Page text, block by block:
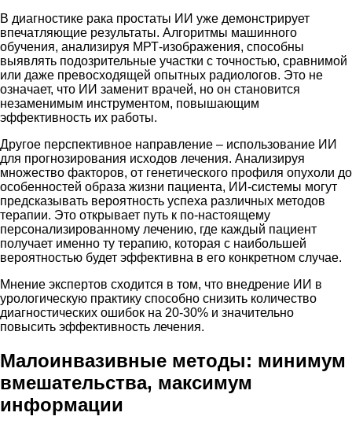
В диагностике рака простаты ИИ уже демонстрирует
впечатляющие результаты. Алгоритмы машинного
обучения, анализируя МРТ-изображения, способны
выявлять подозрительные участки с точностью, сравнимой
или даже превосходящей опытных радиологов. Это не
означает, что ИИ заменит врачей, но он становится
незаменимым инструментом, повышающим
эффективность их работы.
Другое перспективное направление – использование ИИ
для прогнозирования исходов лечения. Анализируя
множество факторов, от генетического профиля опухоли до
особенностей образа жизни пациента, ИИ-системы могут
предсказывать вероятность успеха различных методов
терапии. Это открывает путь к по-настоящему
персонализированному лечению, где каждый пациент
получает именно ту терапию, которая с наибольшей
вероятностью будет эффективна в его конкретном случае.
Мнение экспертов сходится в том, что внедрение ИИ в
урологическую практику способно снизить количество
диагностических ошибок на 20-30% и значительно
повысить эффективность лечения.
Малоинвазивные методы: минимум
вмешательства, максимум
информации